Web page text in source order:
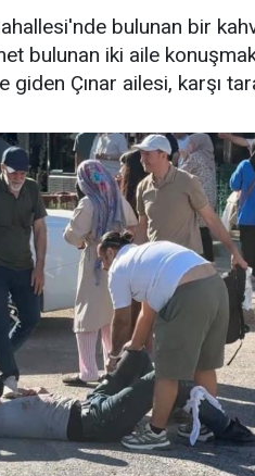
bulunan bir
bulunan iki aile
giden Çınar ailesi, karşı